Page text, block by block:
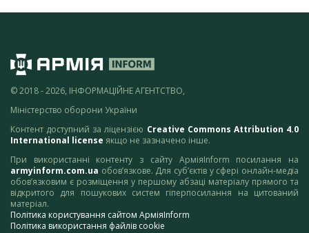
© 2018 - 2026, ІНФОРМАЦІЙНЕ АГЕНТСТВО,
Міністерство оборони України
Контент доступний за ліцензією Creative Commons Attribution 4.0
International license якщо не зазначено інше.
При використанні контенту з сайту АрміяInform посилання на
armyinform.com.ua обов’язкове. Для суб’єктів у сфері онлайн-медіа
обов’язковим є розміщення у першому абзаці матеріалу прямого та
відкритого для пошукових систем гіперпосилання на цитований
матеріал.
Політика користування сайтом АрміяInform
Політика використання файлів cookie